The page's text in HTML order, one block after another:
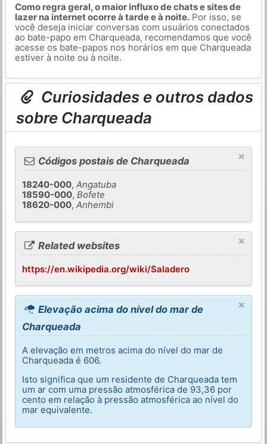
Como regra geral, o maior influxo de chats e sites de
lazer na internet ocorre à tarde e à noite.Por isso, se
você deseja iniciar conversas com usuários conectados
ao bate-papo em Charqueada, recomendamos que você
acesse os bate-papos nos horários em que Charqueada
estiver à noite ou à noite.
Curiosidades e outros dados
sobre Charqueada
×
Códigos postais de Charqueada
18240-000,Angatuba
18590-000,Bofete
18620-000,Anhembi
×
Related websites
https://en.wikipedia.org/wiki/Saladero
×
Elevação acima do nível do mar de
Charqueada
A elevação em metros acima do nível do mar de
Charqueada é 606.
Isto significa que um residente de Charqueada tem
um ar com uma pressão atmosférica de 93,36 por
cento em relação à pressão atmosférica ao nível do
mar equivalente.